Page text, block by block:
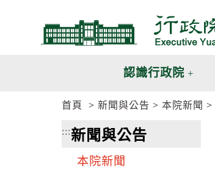
認識行政院
首頁 新聞與公告 本院新聞
:::新聞與公告
本院新聞